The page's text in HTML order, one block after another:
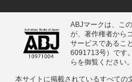
ABJマークは、こ
が、著作権者から
サービスであるこ
6091713号）です
らを御覧ください。
本サイトに掲載されているすべての